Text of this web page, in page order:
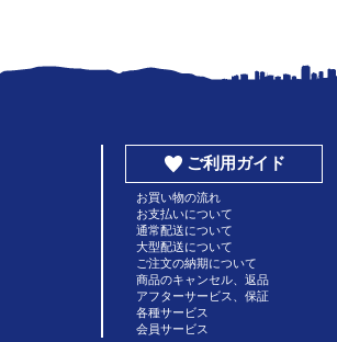
ご利用ガイド
お買い物の流れ
お支払いについて
通常配送について
大型配送について
ご注文の納期について
商品のキャンセル、返品
アフターサービス、保証
各種サービス
会員サービス